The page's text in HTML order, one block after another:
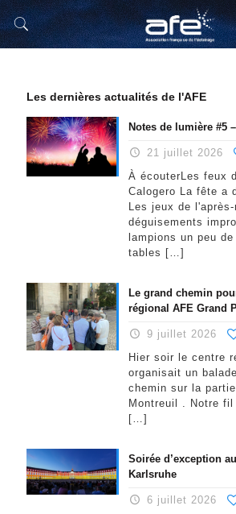
Les dernières actualités de l'AFE
Notes de lumière #5 –
21 juillet 2026
À écouterLes feux
Calogero La fête a
Les jeux de
déguisements
lampions un peu
tables […]
Le grand chemin
régional AFE Grand
9 juillet 2026
Hier soir le centre
organisait un
chemin sur la
Montreuil . Notre
[…]
Soirée d’exception
Karlsruhe
6 juillet 2026